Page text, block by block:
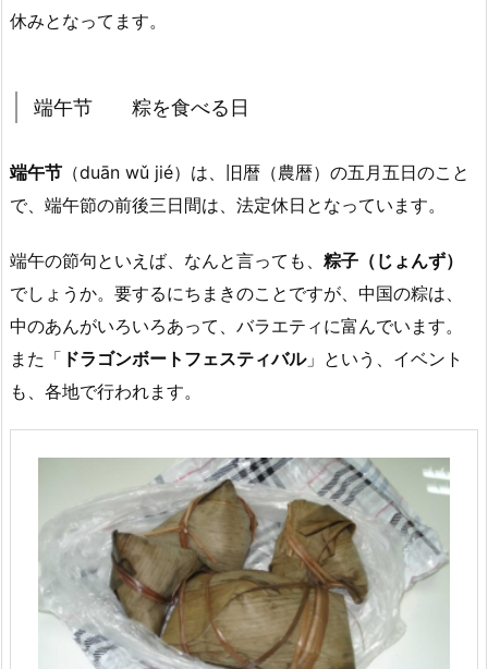
休みとなってます。
端午节 粽を食べる日
端午节 （duān wǔ jié）は、旧暦（農暦）の五月五日のこと
で、端午節の前後三日間は、法定休日となっています。
端午の節句といえば、なんと言っても、 粽子（じょんず）
でしょうか。要するにちまきのことですが、中国の粽は、
中のあんがいろいろあって、バラエティに富んでいます。
また「 ドラゴンボートフェスティバル」という、イベント
も、各地で行われます。